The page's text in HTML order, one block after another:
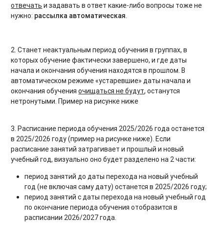
отвечать и задавать в ответ какие-либо вопросы тоже не
нужно: рассылка автоматическая.
2. Станет неактуальным период обучения в группах, в
которых обучение фактически завершено, и где даты
начала и окончания обучения находятся в прошлом. В
автоматическом режиме «устаревшие» даты начала и
окончания обученияочищаться не будут, останутся
нетронутыми. Пример на рисунке ниже
3. Расписание периода обучения 2025/2026 года останется
в 2025/2026 году (пример на рисунке ниже). Если
расписание занятий затрагивает и прошлый и новый
учебный год, визуально оно будет разделено на 2 части:
период занятий до даты перехода на новый учебный
год (не включая саму дату) останется в 2025/2026 году;
период занятий с даты перехода на новый учебный год
по окончание периода обучения отобразится в
расписании 2026/2027 года.